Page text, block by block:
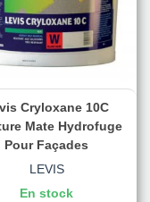
Cryloxane 10C
Mate Hydrofuge
Pour Façades
LEVIS
En stock